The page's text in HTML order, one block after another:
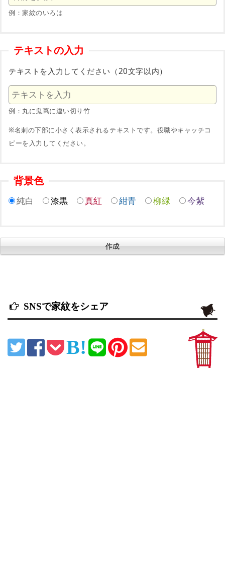
例：家紋のいろは
テキストの入力
テキストを入力してください（20文字以内）
例：丸に鬼蔦に違い切り竹
※名刺の下部に小さく表示されるテキストです。役職やキャッチコ
ピーを入力してください。
背景色
純白 漆黒 真紅 紺青 柳緑 今紫
SNSで家紋をシェア